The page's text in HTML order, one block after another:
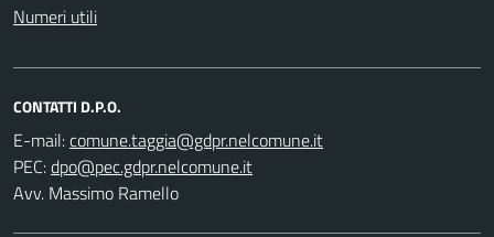
Numeri utili
CONTATTI D.P.O.
E-mail:
PEC:
Avv. Massimo Ramello